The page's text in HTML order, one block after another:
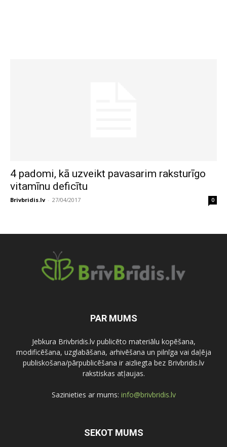
4 padomi, kā uzveikt pavasarim raksturīgo
vitamīnu deficītu
Brivbridis.lv - 27/04/2017 0
PAR MUMS
Jebkura Brivbridis.lv publicēto materiālu kopēšana,
modificēšana, uzglabāšana, arhivēšana un pilnīga vai daļēja
publiskošana/pārpublicēšana ir aizliegta bez Brivbridis.lv
rakstiskas atļaujas.
Sazinieties ar mums: info@brivbridis.lv
SEKOT MUMS